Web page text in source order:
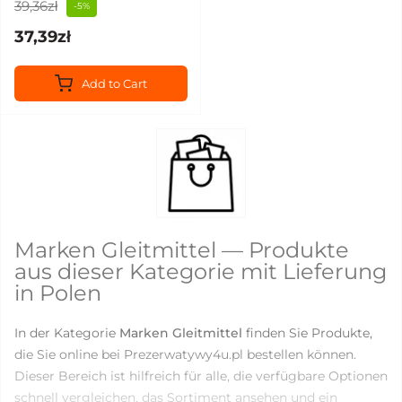
39,36zł -5%
37,39zł
Add to Cart
Marken Gleitmittel — Produkte
aus dieser Kategorie mit Lieferung
in Polen
In der Kategorie Marken Gleitmittel finden Sie Produkte,
die Sie online bei Prezerwatywy4u.pl bestellen können.
Dieser Bereich ist hilfreich für alle, die verfügbare Optionen
schnell vergleichen, das Sortiment ansehen und ein